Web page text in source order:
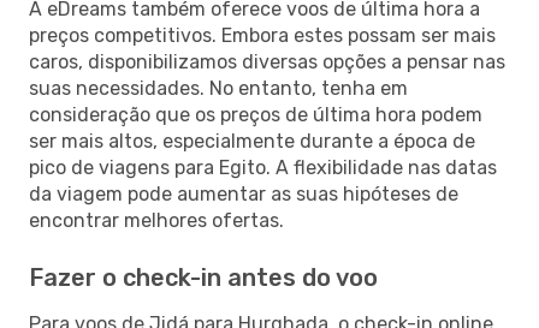
A eDreams também oferece voos de última hora a
preços competitivos. Embora estes possam ser mais
caros, disponibilizamos diversas opções a pensar nas
suas necessidades. No entanto, tenha em
consideração que os preços de última hora podem
ser mais altos, especialmente durante a época de
pico de viagens para Egito. A flexibilidade nas datas
da viagem pode aumentar as suas hipóteses de
encontrar melhores ofertas.
Fazer o check-in antes do voo